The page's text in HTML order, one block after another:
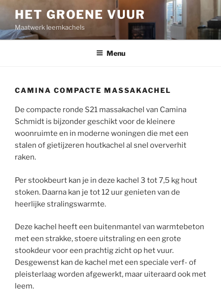
de
inhoud
HET GROENE VUUR
Maatwerk leemkachels
Menu
CAMINA COMPACTE MASSAKACHEL
De compacte ronde S21 massakachel van Camina
Schmidt is bijzonder geschikt voor de kleinere
woonruimte en in moderne woningen die met een
stalen of gietijzeren houtkachel al snel oververhit
raken.
Per stookbeurt kan je in deze kachel 3 tot 7,5 kg hout
stoken. Daarna kan je tot 12 uur genieten van de
heerlijke stralingswarmte.
Deze kachel heeft een buitenmantel van warmtebeton
met een strakke, stoere uitstraling en een grote
stookdeur voor een prachtig zicht op het vuur.
Desgewenst kan de kachel met een speciale verf- of
pleisterlaag worden afgewerkt, maar uiteraard ook met
leem.